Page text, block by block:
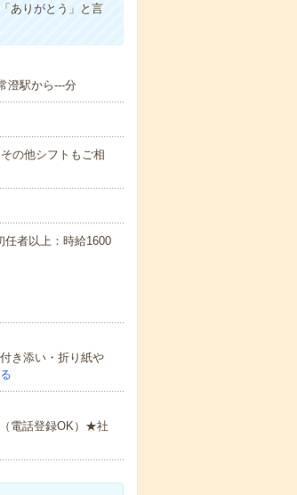
ありがとう」と言
澄駅から---分
の他シフトもご相
任者以上：時給1600
き添い・折り紙や
電話登録OK）★社